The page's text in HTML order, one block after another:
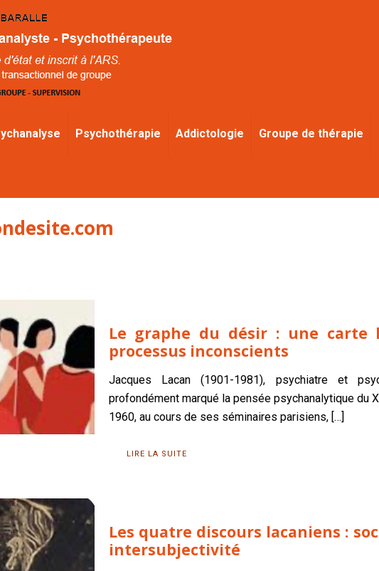
Psychothérapie Addictologie Groupe de thérapie
Le graphe du désir : une carte
processus inconscients
Jacques Lacan (1901-1981), psychiatre et
profondément marqué la pensée psychanalytique du
1960, au cours de ses séminaires parisiens,[…]
LIRE LA SUITE
Les quatre discours lacaniens :
intersubjectivité